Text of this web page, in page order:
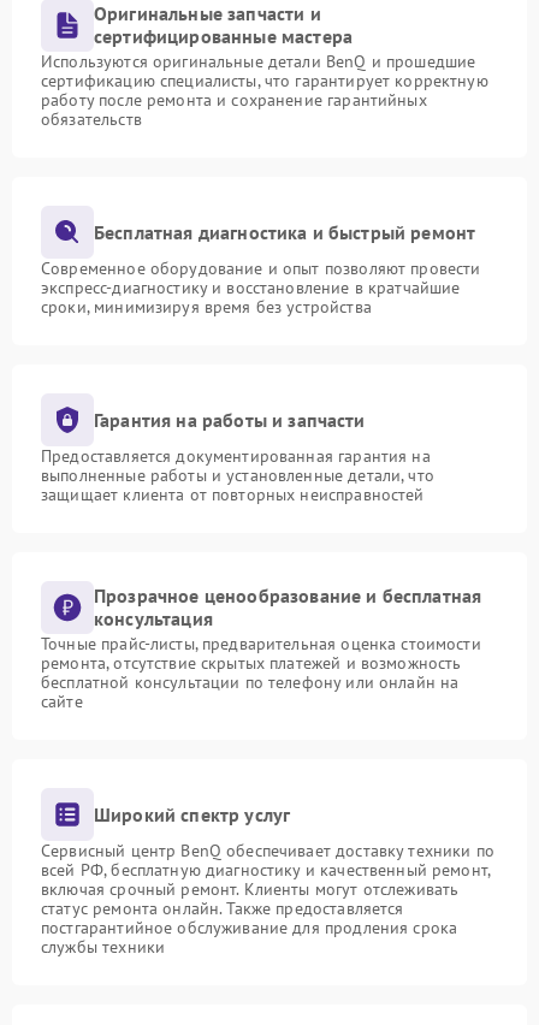
Оригинальные запчасти и
сертифицированные мастера
Используются оригинальные детали BenQ и прошедшие
сертификацию специалисты, что гарантирует корректную
работу после ремонта и сохранение гарантийных
обязательств
Бесплатная диагностика и быстрый ремонт
Современное оборудование и опыт позволяют провести
экспресс-диагностику и восстановление в кратчайшие
сроки, минимизируя время без устройства
Гарантия на работы и запчасти
Предоставляется документированная гарантия на
выполненные работы и установленные детали, что
защищает клиента от повторных неисправностей
Прозрачное ценообразование и бесплатная
консультация
Точные прайс-листы, предварительная оценка стоимости
ремонта, отсутствие скрытых платежей и возможность
бесплатной консультации по телефону или онлайн на
сайте
Широкий спектр услуг
Сервисный центр BenQ обеспечивает доставку техники по
всей РФ, бесплатную диагностику и качественный ремонт,
включая срочный ремонт. Клиенты могут отслеживать
статус ремонта онлайн. Также предоставляется
постгарантийное обслуживание для продления срока
службы техники